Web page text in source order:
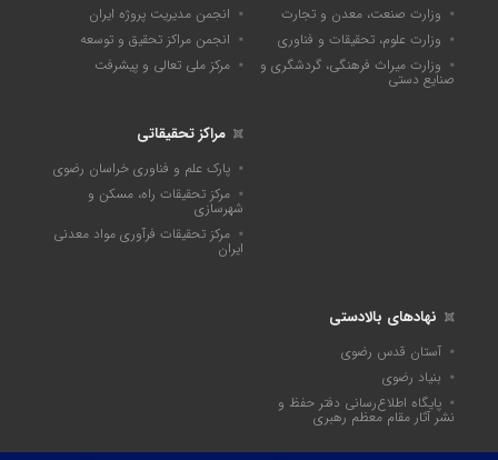
وزارت صنعت، معدن و تجارت
وزارت علوم، تحقیقات و فناوری
وزارت میراث فرهنگی، گردشگری و
صنایع دستی
انجمن مدیریت پروژه ایران
انجمن مراکز تحقیق و توسعه
مرکز ملی تعالی و پیشرفت
مراکز تحقیقاتی
پارک علم و فناوری خراسان رضوی
مرکز تحقیقات راه، مسکن و
شهرسازی
مرکز تحقیقات فرآوری مواد معدنی
ایران
نهادهای بالادستی
آستان قدس رضوی
بنیاد رضوی
پايگاه اطلاع‌رسانی دفتر حفظ و
نشر آثار مقام معظم رهبری